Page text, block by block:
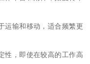
运输和移动，适合频繁更
性，即使在较高的工作高